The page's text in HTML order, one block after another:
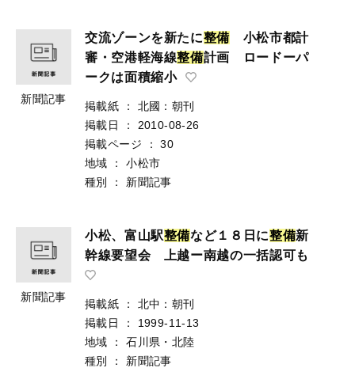
新聞記事
交流ゾーンを新たに整備 小松市都計
審・空港軽海線整備計画 ロードーパ
ークは面積縮小
掲載紙 ：
北國：朝刊
掲載日
：
2010-08-26
掲載ページ
：
30
地域
：
小松市
種別
： 新聞記事
新聞記事
小松、富山駅整備など１８日に整備新
幹線要望会 上越ー南越の一括認可も
掲載紙 ：
北中：朝刊
掲載日
：
1999-11-13
地域
：
石川県・北陸
種別
： 新聞記事